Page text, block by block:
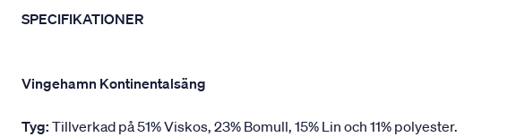
SPECIFIKATIONER
Vingehamn Kontinentalsäng
Tyg: Tillverkad på 51% Viskos, 23% Bomull, 15% Lin och 11% polyester.